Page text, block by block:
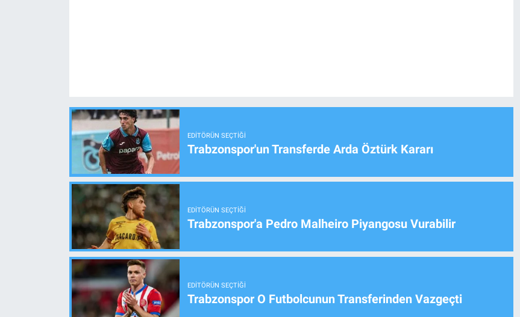
EDITÖRÜN SEÇTIĞI
Trabzonspor'un Transferde Arda Öztürk Kararı
EDITÖRÜN SEÇTIĞI
Trabzonspor'a Pedro Malheiro Piyangosu Vurabilir
EDITÖRÜN SEÇTIĞI
Trabzonspor O Futbolcunun Transferinden Vazgeçti